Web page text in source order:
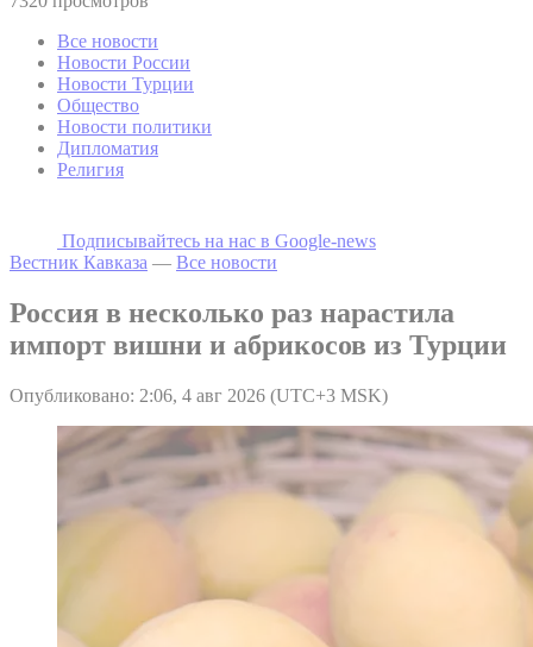
Все новости
Новости России
Новости Турции
Общество
Новости политики
Дипломатия
Религия
Подписывайтесь на наc в Google-news
Вестник Кавказа — Все новости
Россия в несколько раз нарастила
импорт вишни и абрикосов из Турции
Опубликовано: 2:06, 4 авг 2026 (UTC+3 MSK)